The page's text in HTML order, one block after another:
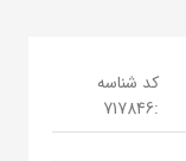
کد شناسه
:
717846